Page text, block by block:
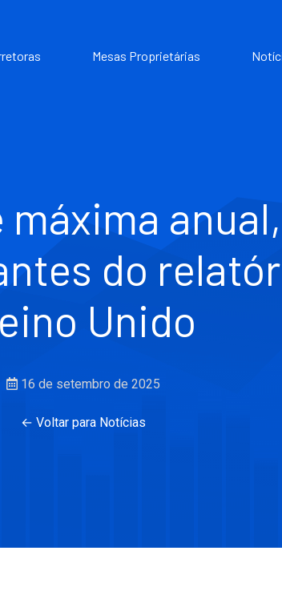
Mesas Proprietárias
máxima
do
Unido
16 de setembro de 2025
← Voltar para Notícias